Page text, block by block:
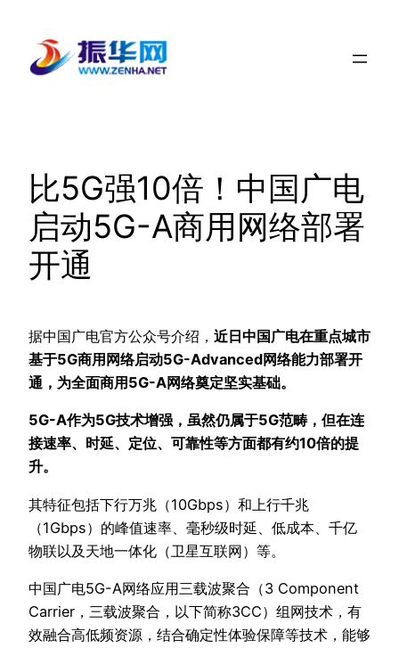
比5G强10倍！中国广电
启动5G-A商用网络部署
开通
据中国广电官方公众号介绍， 近日中国广电在重点城市
基于5G商用网络启动5G-Advanced网络能力部署开
通，为全面商用5G-A网络奠定坚实基础。
5G-A作为5G技术增强，虽然仍属于5G范畴，但在连
接速率、时延、定位、可靠性等方面都有约10倍的提
升。
其特征包括下行万兆（10Gbps）和上行千兆
（1Gbps）的峰值速率、毫秒级时延、低成本、千亿
物联以及天地一体化（卫星互联网）等。
中国广电5G-A网络应用三载波聚合（3 Component
Carrier，三载波聚合，以下简称3CC）组网技术，有
效融合高低频资源，结合确定性体验保障等技术，能够